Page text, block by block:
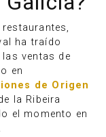
ha traído
ventas de
en
de Origen
la Ribeira
el momento en